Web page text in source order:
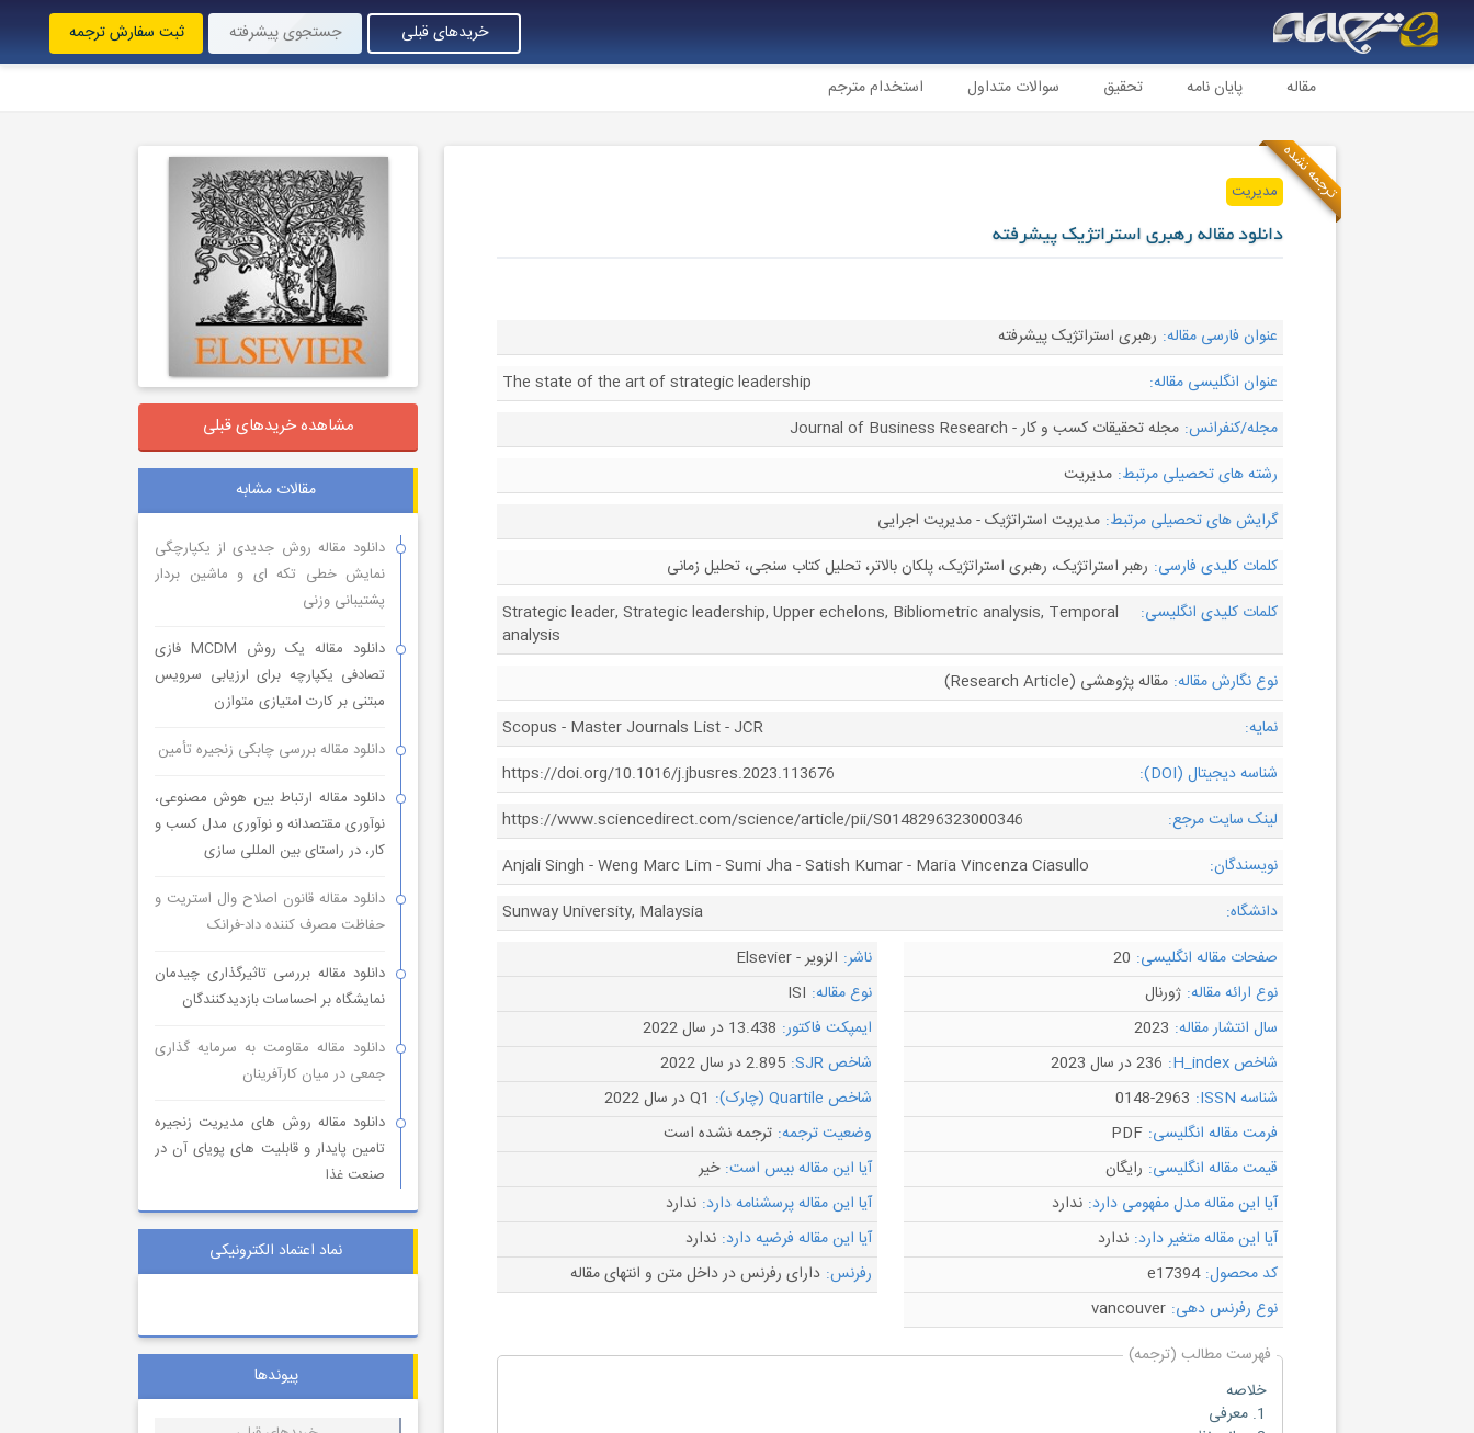
خریدهای قبلی جستجوی پیشرفته ثبت سفارش ترجمه
مقاله پایان نامه تحقیق سوالات متداول استخدام مترجم
ترجمه نشدهمدیریت
دانلود مقاله رهبری استراتژیک پیشرفته
عنوان فارسی مقاله: رهبری استراتژیک پیشرفته
عنوان انگلیسی مقاله:
The state of the art of strategic leadership
مجله/کنفرانس: مجله تحقیقات کسب و کار - Journal of Business Research
رشته های تحصیلی مرتبط: مدیریت
گرایش های تحصیلی مرتبط: مدیریت استراتژیک - مدیریت اجرایی
کلمات کلیدی فارسی: رهبر استراتژیک، رهبری استراتژیک، پلکان بالاتر، تحلیل کتاب سنجی، تحلیل زمانی
کلمات کلیدی انگلیسی:
Strategic leader, Strategic leadership, Upper echelons, Bibliometric analysis, Temporal
analysis
نوع نگارش مقاله: مقاله پژوهشی (Research Article)
نمایه:
Scopus - Master Journals List - JCR
شناسه دیجیتال (DOI):
https://doi.org/10.1016/j.jbusres.2023.113676
لینک سایت مرجع:
https://www.sciencedirect.com/science/article/pii/S0148296323000346
نویسندگان:
Anjali Singh - Weng Marc Lim - Sumi Jha - Satish Kumar - Maria Vincenza Ciasullo
دانشگاه:
Sunway University, Malaysia
صفحات مقاله انگلیسی: 20 ناشر: الزویر - Elsevier
نوع ارائه مقاله: ژورنال نوع مقاله: ISI
سال انتشار مقاله: 2023 ایمپکت فاکتور: 13.438 در سال 2022
شاخص H_index:
236 در سال 2023 شاخص SJR:
2.895 در سال 2022
شناسه ISSN:
0148-2963 شاخص Quartile (چارک):
Q1 در سال 2022
فرمت مقاله انگلیسی: PDF وضعیت ترجمه: ترجمه نشده است
قیمت مقاله انگلیسی: رایگان آیا این مقاله بیس است: خیر
آیا این مقاله مدل مفهومی دارد: ندارد آیا این مقاله پرسشنامه دارد: ندارد
آیا این مقاله متغیر دارد: ندارد آیا این مقاله فرضیه دارد: ندارد
کد محصول: e17394 رفرنس: دارای رفرنس در داخل متن و انتهای مقاله
نوع رفرنس دهی: vancouver
فهرست مطالب (ترجمه)
خلاصه
1. معرفی
مشاهده خریدهای قبلی
مقالات مشابه
دانلود مقاله روش جدیدی از یکپارچگی
نمایش خطی تکه ای و ماشین بردار
پشتیبانی وزنی
دانلود مقاله یک روش MCDM فازی
تصادفی یکپارچه برای ارزیابی سرویس
مبتنی بر کارت امتیازی متوازن
دانلود مقاله بررسی چابکی زنجیره تأمین
دانلود مقاله ارتباط بین هوش مصنوعی،
نوآوری مقتصدانه و نوآوری مدل کسب و
کار، در راستای بین المللی سازی
دانلود مقاله قانون اصلاح وال استریت و
حفاظت مصرف کننده داد-فرانک
دانلود مقاله بررسی تاثیرگذاری چیدمان
نمایشگاه بر احساسات بازدیدکنندگان
دانلود مقاله مقاومت به سرمایه گذاری
جمعی در میان کارآفرینان
دانلود مقاله روش های مدیریت زنجیره
تامین پایدار و قابلیت های پویای آن در
صنعت غذا
نماد اعتماد الکترونیکی
پیوندها